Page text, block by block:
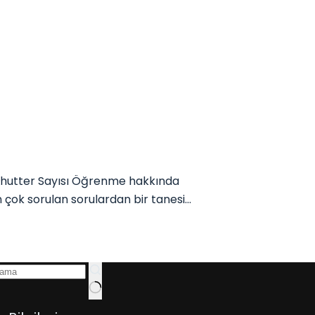
Sayısı Öğrenme hakkında
sorulan sorulardan bir tanesi…